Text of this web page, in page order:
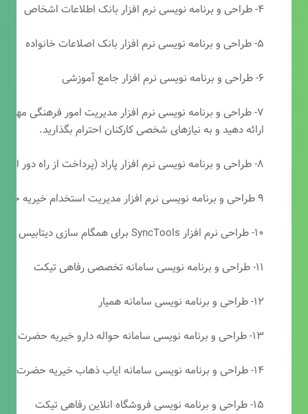
۴- طراحی و برنامه نویسی نرم افزار بانک اطلاعات اشخاص
۵- طراحی و برنامه نویسی نرم افزار بانک اصلاعات خانواده
۶- طراحی و برنامه نویسی نرم افزار جامع آموزشی
۷- طراحی و برنامه نویسی نرم افزار مدیریت امور فرهنگی
ارائه دهید و به نیازهای شخصی کارکنان احترام بگذارید.
۸- طراحی و برنامه نویسی نرم افزار پاراد (پرداخت از راه دور انجمن مددکاری امام زمان(عج))
۹ طراحی و برنامه نویسی نرم افزار مدیریت استخدام خیریه حضرت ابوالفضل (ع)
۱۰- طراحی نرم افزار SyncTools برای همگام سازی دیتابیس های SQL Server
۱۱- طراحی و برنامه نویسی سامانه تخصصی رفاهی تیکت
۱۲- طراحی و برنامه نویسی سامانه همیار
۱۳- طراحی و برنامه نویسی سامانه حواله دارو خیریه حضرت ابوالفضل (ع)
۱۴- طراحی و برنامه نویسی سامانه ایاب ذهاب خیریه حضرت ابوالفضل (ع)
۱۵- طراحی و برنامه نویسی فروشگاه انلاین رفاهی تیکت